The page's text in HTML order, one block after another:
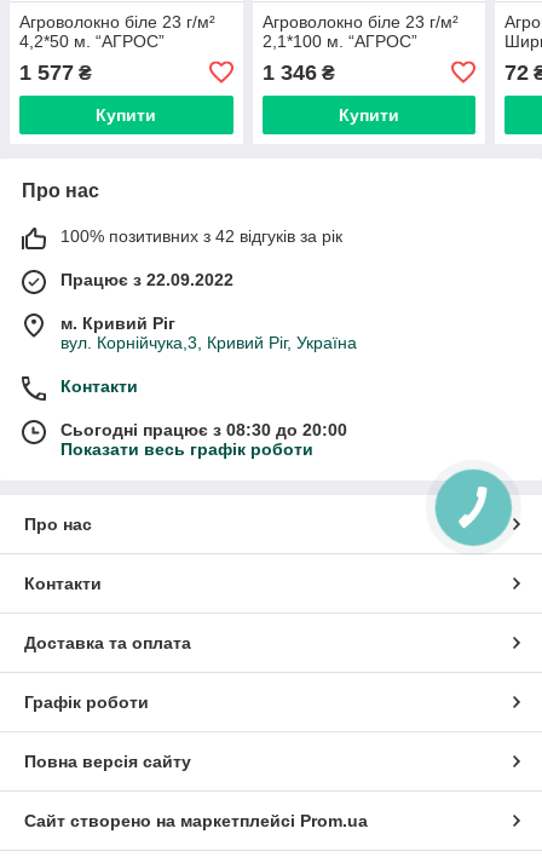
Агроволокно біле 23 г/м²
4,2*50 м. “AГРОС”
1 577 ₴
Купити
Агроволокно біле 23 г/м²
2,1*100 м. “AГРОС”
1 346₴
Купити
72
Про нас
100% позитивних з 42 відгуків за рік
Працює з 22.09.2022
м. Кривий Ріг
вул. Корнійчука,3, Кривий Ріг, Україна
Контакти
Сьогодні працює з 08:30 до 20:00
Показати весь графік роботи
Про нас
Контакти
Доставка та оплата
Графік роботи
Повна версія сайту
Сайт створено на маркетплейсі Prom.ua